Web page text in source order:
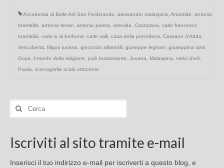
Accademia di Belle Arti San Ferdinando alessandro malaspina Antartide
antonia
brambilla
antonia ferrari antonio pineta atrevida Cantarana
carlo francesco
brambilla
carlo iv di borbone carlo valli casa della porcellana Cassano d'Adda
descuberta
filippo juvarra giocondo albertolli giuseppe legnani giuseppina tami
Goya
il trionfo della religione josè bustamante Juvarra Malaspina melzi d'eril
Prado
scenografie scala ottocento
Cerca:
Iscriviti al sito tramite e-mail
Inserisci il tuo indirizzo e-mail per iscriverti a questo blog, e